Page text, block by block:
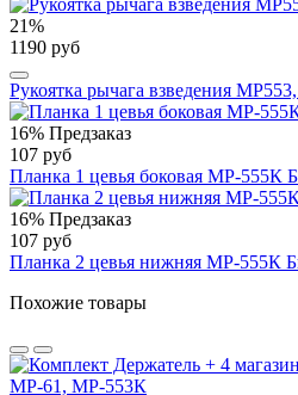
21%
1190 руб
Рукоятка рычага взведения
16% Предзаказ
107 руб
Планка 1 цевья боковая МР-555К
16% Предзаказ
107 руб
Планка 2 цевья нижняя МР-555К
Похожие товары